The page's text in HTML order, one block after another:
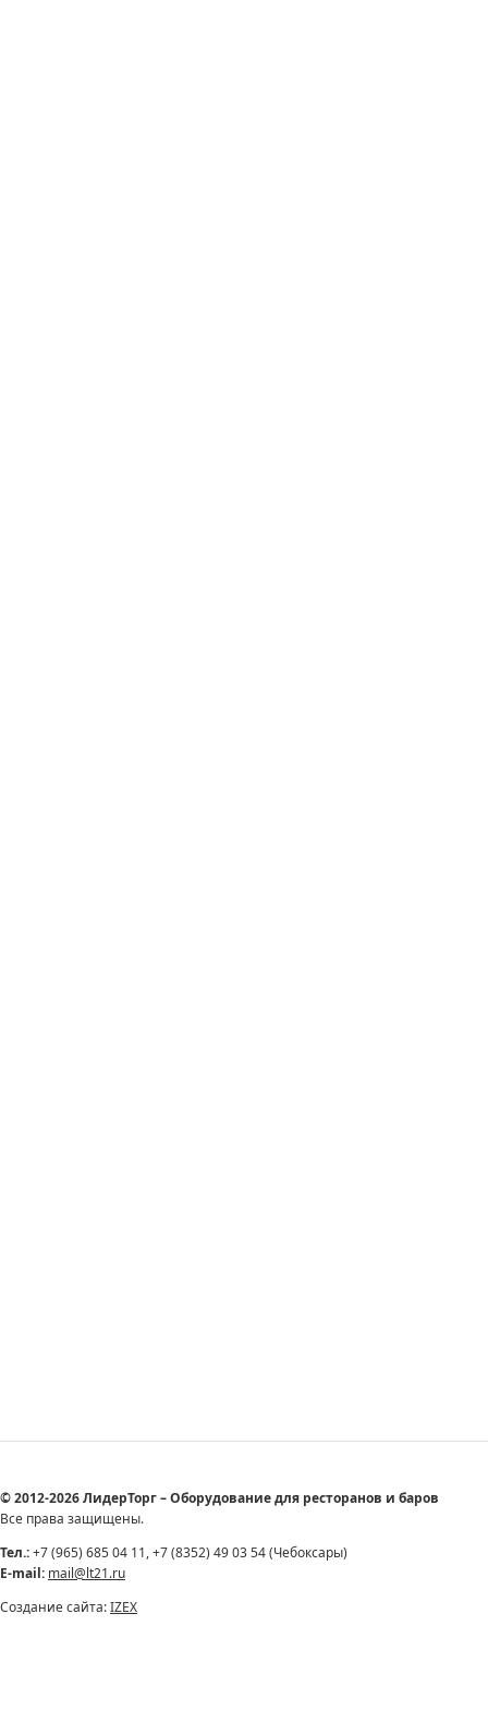
© 2012-2026 ЛидерТорг – Оборудование для ресторанов и баров
Все права защищены.
Тел.:+7 (965) 685 04 11, +7 (8352) 49 03 54 (Чебоксары)
E-mail: mail@lt21.ru
Создание сайта:IZEX